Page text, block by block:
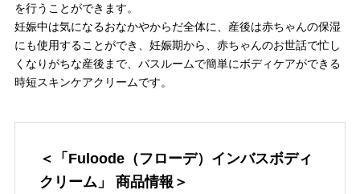
を行うことができます。
妊娠中は気になるおなかやからだ全体に、産後は赤ちゃんの保湿
にも使用することができ、妊娠期から、赤ちゃんのお世話で忙し
くなりがちな産後まで、バスルームで簡単にボディケアができる
時短スキンケアクリームです。
＜「Fuloode（フローデ）インバスボディ
クリーム」 商品情報＞